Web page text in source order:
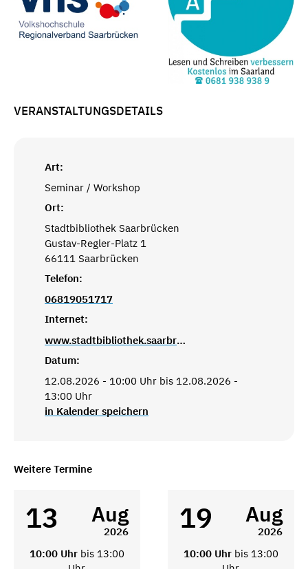
VERANSTALTUNGSDETAILS
Art:
Seminar / Workshop
Ort:
Stadtbibliothek Saarbrücken
Gustav-Regler-Platz 1
66111 Saarbrücken
Telefon:
06819051717
Internet:
www.stadtbibliothek.saarbruecken.de
Datum:
12.08.2026 - 10:00 Uhr bis 12.08.2026 -
13:00 Uhr
in Kalender speichern
Weitere Termine
13 Aug
2026
10:00 Uhr bis 13:00
19 Aug
2026
10:00 Uhr bis 13:00